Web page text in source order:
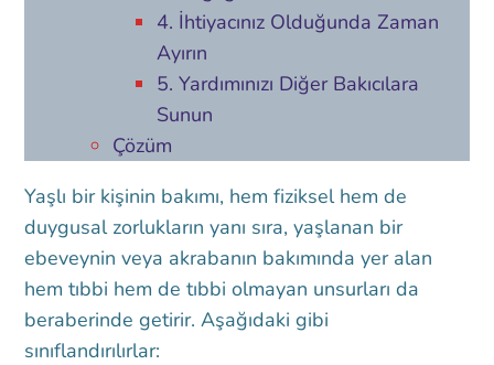
4. İhtiyacınız Olduğunda Zaman
Ayırın
5. Yardımınızı Diğer Bakıcılara
Sunun
Çözüm
Yaşlı bir kişinin bakımı, hem fiziksel hem de
duygusal zorlukların yanı sıra, yaşlanan bir
ebeveynin veya akrabanın bakımında yer alan
hem tıbbi hem de tıbbi olmayan unsurları da
beraberinde getirir. Aşağıdaki gibi
sınıflandırılırlar: